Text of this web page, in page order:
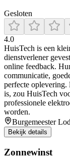
Gesloten
4.0
HuisTech is een
dienstverlener
online feedback.
communicatie,
perfecte oplevering.
is, zou HuisTech
professionele
worden.
Burgemeester
Bekijk details
Zonnewinst